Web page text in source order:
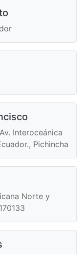
Interoceánica
Pichincha
Norte y